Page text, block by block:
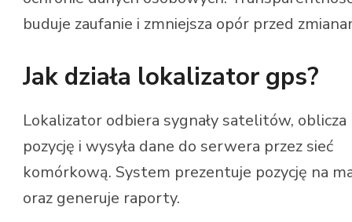
buduje zaufanie i zmniejsza opór przed
Jak działa lokalizator gps?
Lokalizator odbiera sygnały satelitów, oblicza
pozycję i wysyła dane do serwera przez sieć
komórkową. System prezentuje pozycję na
oraz generuje raporty.